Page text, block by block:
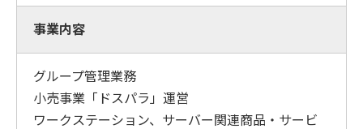
事業内容
グループ管理業務
小売事業「ドスパラ」運営
ワークステーション、サーバー関連商品・サービ